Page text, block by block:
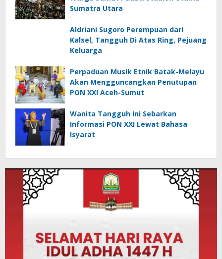
Sumatra Utara
Aldriani Sugoro Perempuan dari
Kalsel, Tangguh Di Atas Ring, Pejuang
Keluarga
Perpaduan Musik Etnik Batak-Melayu
Akan Mengguncangkan Penutupan
PON XXI Aceh-Sumut
Wanita Tangguh Ini Sebarkan
Informasi PON XXI Lewat Bahasa
Isyarat